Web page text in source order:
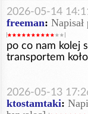
2026-05-14
freeman:
po co nam kolej
transportem
2026-05-13
ktostamtaki: